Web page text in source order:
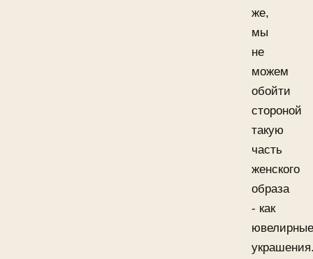
же,
мы
не
можем
обойти
стороной
такую
часть
женского
образа
- как
ювелирные